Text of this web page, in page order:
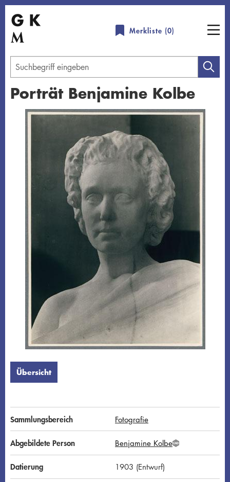
Direkt
zum
Inhalt
Merkliste (0)
Geben
Sie
einen
Suchbegriff
Porträt Benjamine Kolbe
Übersicht schließen
Übersicht
Sammlungsbereich Fotografie
Abgebildete Person Benjamine KolbeG
N
Datierung 1903 (Entwurf)